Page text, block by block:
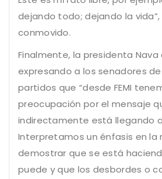
dejando todo; dejando la vida”,
conmovido.
Finalmente, la presidenta Nava
expresando a los senadores
partidos que “desde FEMI
preocupación por el mensaje
indirectamente está llegando
Interpretamos un énfasis en la
demostrar que se está
puede y que los desbordes o